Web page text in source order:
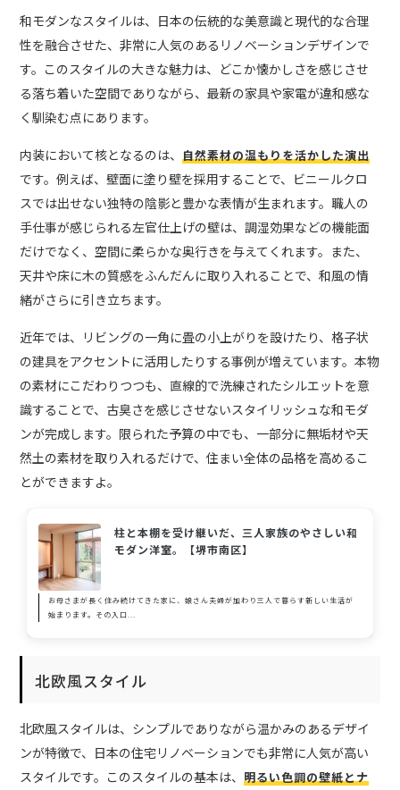
和モダンなスタイルは、日本の伝統的な美意識と現代的な合理
性を融合させた、非常に人気のあるリノベーションデザインで
す。このスタイルの大きな魅力は、どこか懐かしさを感じさせ
る落ち着いた空間でありながら、最新の家具や家電が違和感な
く馴染む点にあります。
内装において核となるのは、 自然素材の温もりを活かした演出
です。例えば、壁面に塗り壁を採用することで、ビニールクロ
スでは出せない独特の陰影と豊かな表情が生まれます。職人の
手仕事が感じられる左官仕上げの壁は、調湿効果などの機能面
だけでなく、空間に柔らかな奥行きを与えてくれます。また、
天井や床に木の質感をふんだんに取り入れることで、和風の情
緒がさらに引き立ちます。
近年では、リビングの一角に畳の小上がりを設けたり、格子状
の建具をアクセントに活用したりする事例が増えています。本物
の素材にこだわりつつも、直線的で洗練されたシルエットを意
識することで、古臭さを感じさせないスタイリッシュな和モダ
ンが完成します。限られた予算の中でも、一部分に無垢材や天
然土の素材を取り入れるだけで、住まい全体の品格を高めるこ
とができますよ。
柱と本棚を受け継いだ、三人家族のやさしい和
モダン洋室。【堺市南区】
お母さまが長く住み続けてきた家に、娘さん夫婦が加わり三人で暮らす新しい生活が
始まります。その入口...
北欧風スタイル
北欧風スタイルは、シンプルでありながら温かみのあるデザイ
ンが特徴で、日本の住宅リノベーションでも非常に人気が高い
スタイルです。このスタイルの基本は、 明るい色調の壁紙とナ